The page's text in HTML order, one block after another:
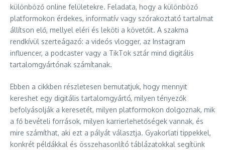
különböző online felületekre. Feladata, hogy a különböző
platformokon érdekes, informatív vagy szórakoztató tartalmat
állítson elő, mellyel eléri és leköti a követőit. A szakma
rendkívül szerteágazó: a videós vlogger, az Instagram
influencer, a podcaster vagy a TikTok sztár mind digitális
tartalomgyártónak számítanak.
Ebben a cikkben részletesen bemutatjuk, hogy mennyit
kereshet egy digitális tartalomgyártó, milyen tényezők
befolyásolják a keresetét, milyen platformokon dolgoznak, mik
a fő bevételi források, milyen karrierlehetőségek vannak, és
mire számíthat, aki ezt a pályát választja. Gyakorlati tippekkel,
konkrét példákkal és összehasonlító táblázatokkal segítünk